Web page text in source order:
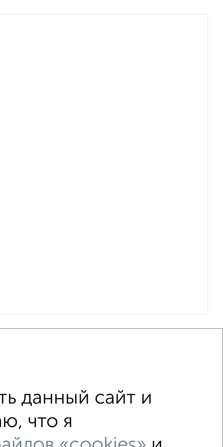
не последний этаж
Вторичное жилье
данный сайт и
что я